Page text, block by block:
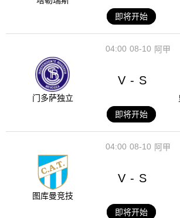
即将开始
08-10
04:00 阿甲
门多萨独立
V - S
即将开始
08-10
04:00 阿甲
图库曼竞技
V - S
即将开始